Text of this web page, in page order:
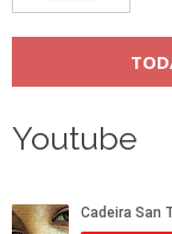
Youtube